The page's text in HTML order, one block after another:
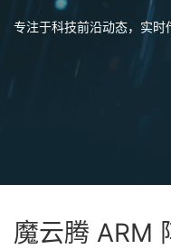
专注于科技前沿动态，实
魔云腾 ARM